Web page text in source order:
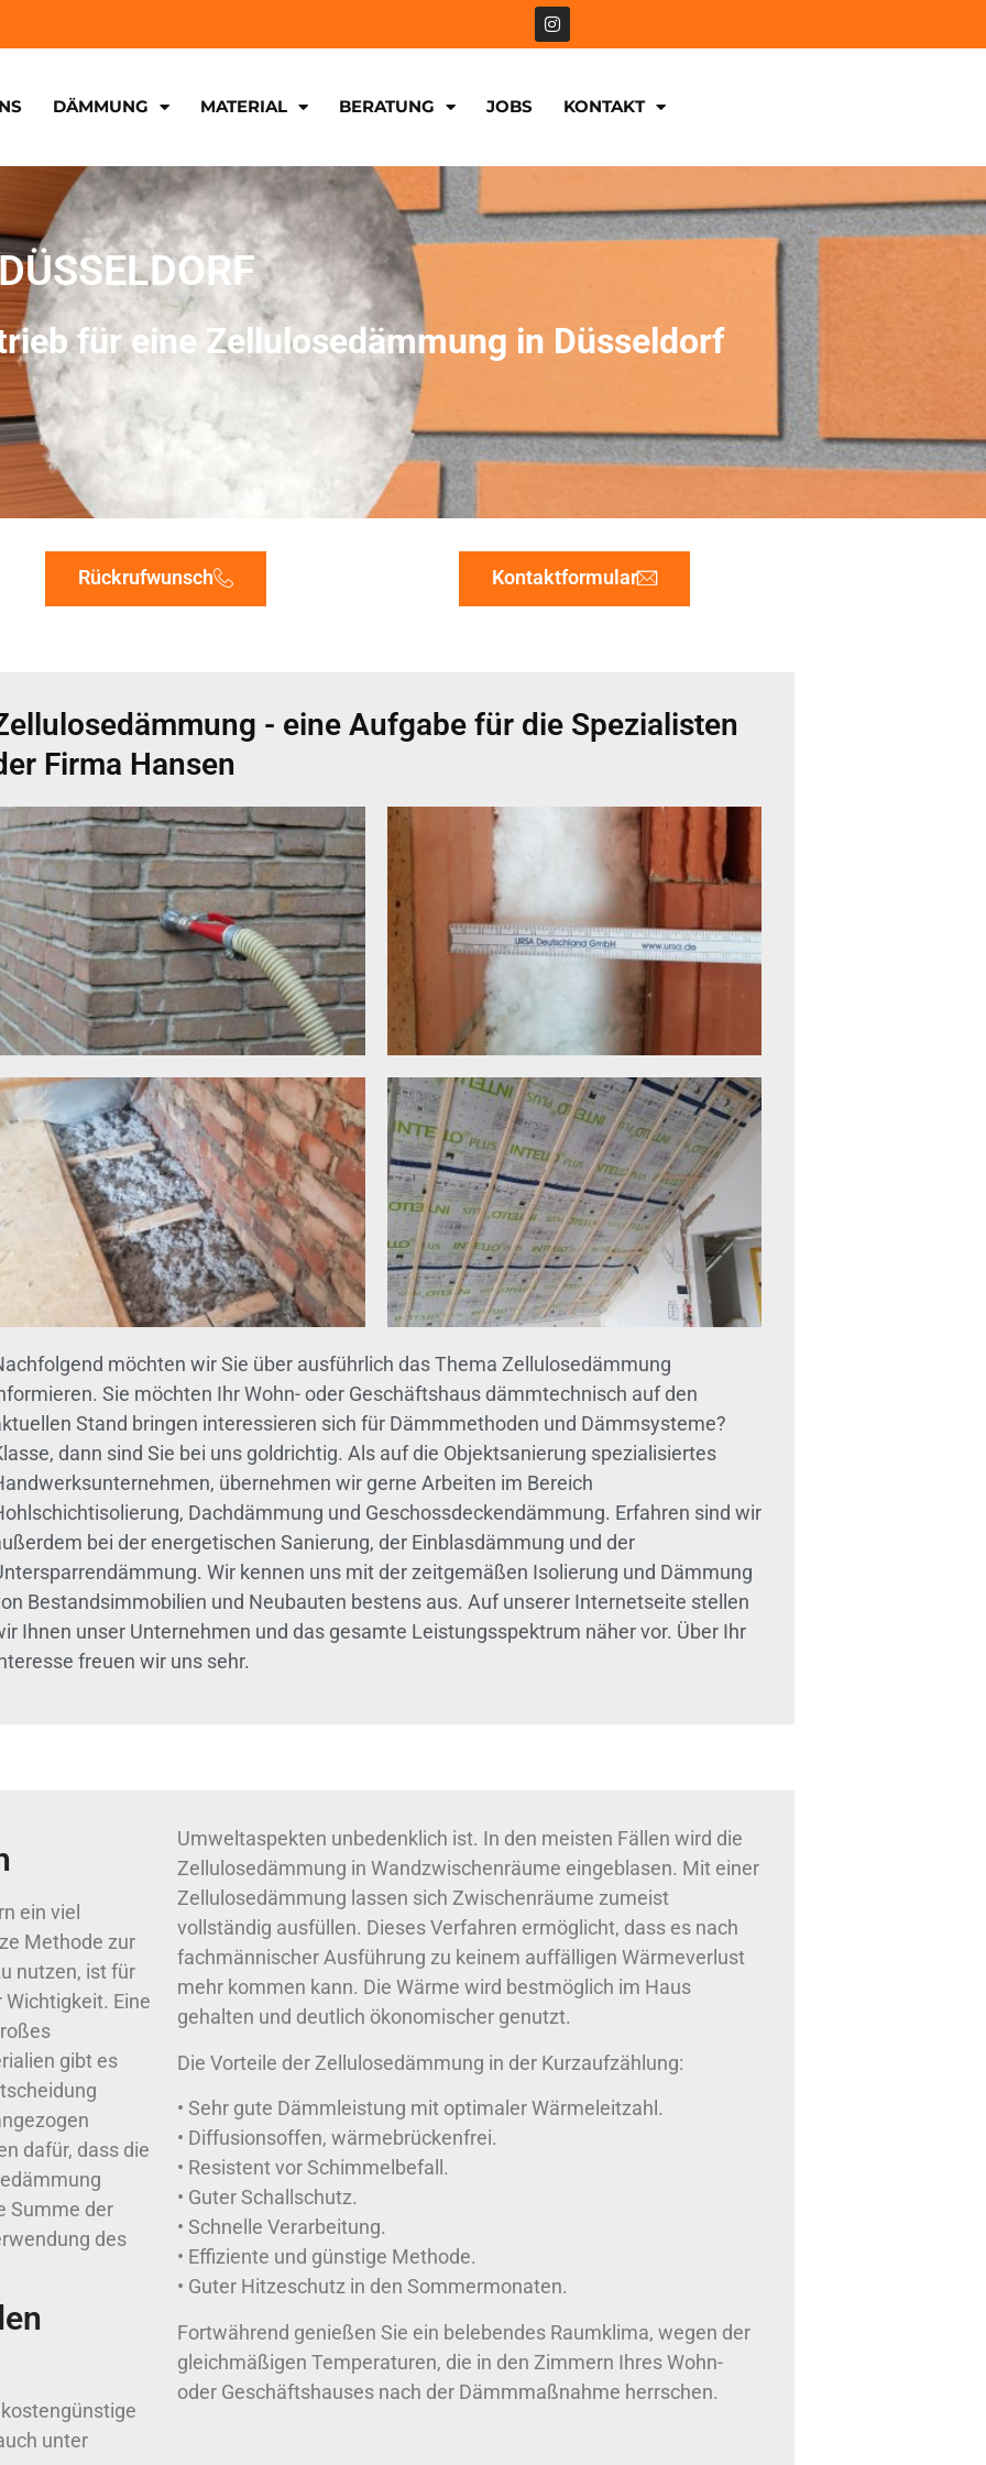
DÄMMUNG MATERIAL BERATUNG JOBS KONTAKT
für eine Zellulosedämmung in Düsseldorf
Rückrufwunsch Kontaktformular
- eine Aufgabe für die Spezialisten
Firma Hansen
möchten wir Sie über ausführlich das Thema Zellulosedämmung
Sie möchten Ihr Wohn- oder Geschäftshaus dämmtechnisch auf den
Stand bringen interessieren sich für Dämmmethoden und Dämmsysteme?
dann sind Sie bei uns goldrichtig. Als auf die Objektsanierung spezialisiertes
übernehmen wir gerne Arbeiten im Bereich
Dachdämmung und Geschossdeckendämmung. Erfahren sind wir
bei der energetischen Sanierung, der Einblasdämmung und der
Wir kennen uns mit der zeitgemäßen Isolierung und Dämmung
Bestandsimmobilien und Neubauten bestens aus. Auf unserer Internetseite stellen
Ihnen unser Unternehmen und das gesamte Leistungsspektrum näher vor. Über Ihr
freuen wir uns sehr.
ein viel
Methode zur
nutzen, ist für
Eine
gibt es
dafür, dass die
Summe der
des
unter
Umweltaspekten unbedenklich ist. In den meisten Fällen wird die
Zellulosedämmung in Wandzwischenräume eingeblasen. Mit einer
Zellulosedämmung lassen sich Zwischenräume zumeist
vollständig ausfüllen. Dieses Verfahren ermöglicht, dass es nach
fachmännischer Ausführung zu keinem auffälligen Wärmeverlust
mehr kommen kann. Die Wärme wird bestmöglich im Haus
gehalten und deutlich ökonomischer genutzt.
Die Vorteile der Zellulosedämmung in der Kurzaufzählung:
• Sehr gute Dämmleistung mit optimaler Wärmeleitzahl.
• Diffusionsoffen, wärmebrückenfrei.
• Resistent vor Schimmelbefall.
• Guter Schallschutz.
• Schnelle Verarbeitung.
• Effiziente und günstige Methode.
• Guter Hitzeschutz in den Sommermonaten.
Fortwährend genießen Sie ein belebendes Raumklima, wegen der
gleichmäßigen Temperaturen, die in den Zimmern Ihres Wohn-
oder Geschäftshauses nach der Dämmmaßnahme herrschen.